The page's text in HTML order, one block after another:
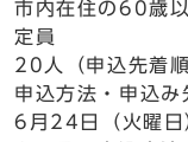
市内在住の60歳
定員
20人（申込先着順
申込方法・申込み
6月24日（火曜日